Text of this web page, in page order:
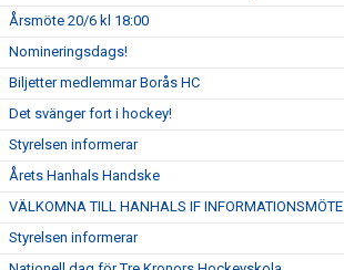
Årsmöte 20/6 kl 18:00
Nomineringsdags!
Biljetter medlemmar Borås HC
Det svänger fort i hockey!
Styrelsen informerar
Årets Hanhals Handske
VÄLKOMNA TILL HANHALS IF INFORMATIONSMÖTE
Styrelsen informerar